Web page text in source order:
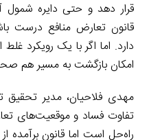
قرار دهد و حتی دایره شمول
قانون تعارض منافع درست
دارد. اما اگر با یک رویکرد
امکان بازگشت به مسیر هم
مهدی فلاحیان، مدیر تحقیق
تفاوت فساد و موقعیت‌های
راه‌حل است اما قانون برآمده